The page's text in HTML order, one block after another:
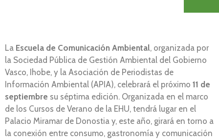
La Escuela de Comunicación Ambiental, organizada por
la Sociedad Pública de Gestión Ambiental del Gobierno
Vasco, Ihobe, y la Asociación de Periodistas de
Información Ambiental (APIA), celebrará el próximo 11 de
septiembre su séptima edición. Organizada en el marco
de los Cursos de Verano de la EHU, tendrá lugar en el
Palacio Miramar de Donostia y, este año, girará en torno a
la conexión entre consumo, gastronomía y comunicación